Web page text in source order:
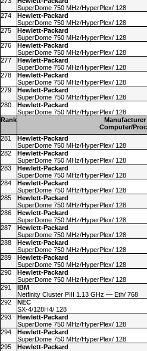
SuperDome 750 MHz/HyperPlex/ 128
274
Hewlett-Packard
SuperDome 750 MHz/HyperPlex/ 128
275
Hewlett-Packard
SuperDome 750 MHz/HyperPlex/ 128
276
Hewlett-Packard
SuperDome 750 MHz/HyperPlex/ 128
277
Hewlett-Packard
SuperDome 750 MHz/HyperPlex/ 128
278
Hewlett-Packard
SuperDome 750 MHz/HyperPlex/ 128
279
Hewlett-Packard
SuperDome 750 MHz/HyperPlex/ 128
280
Hewlett-Packard
SuperDome 750 MHz/HyperPlex/ 128
Rank
Manufacturer
Computer/
281
Hewlett-Packard
SuperDome 750 MHz/HyperPlex/ 128
282
Hewlett-Packard
SuperDome 750 MHz/HyperPlex/ 128
283
Hewlett-Packard
SuperDome 750 MHz/HyperPlex/ 128
284
Hewlett-Packard
SuperDome 750 MHz/HyperPlex/ 128
285
Hewlett-Packard
SuperDome 750 MHz/HyperPlex/ 128
286
Hewlett-Packard
SuperDome 750 MHz/HyperPlex/ 128
287
Hewlett-Packard
SuperDome 750 MHz/HyperPlex/ 128
288
Hewlett-Packard
SuperDome 750 MHz/HyperPlex/ 128
289
Hewlett-Packard
SuperDome 750 MHz/HyperPlex/ 128
290
Hewlett-Packard
SuperDome 750 MHz/HyperPlex/ 128
291
IBM
Netfinity Cluster PIII 1.13 GHz — Eth/ 768
292
NEC
SX-4/128H4/ 128
293
Hewlett-Packard
SuperDome 750 MHz/HyperPlex/ 128
294
Hewlett-Packard
SuperDome 750 MHz/HyperPlex/ 128
295
Hewlett-Packard